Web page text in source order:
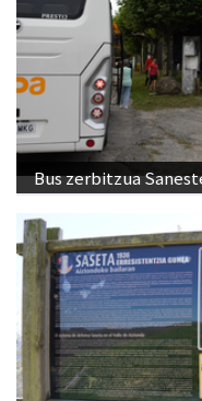
Bus zerbitzua